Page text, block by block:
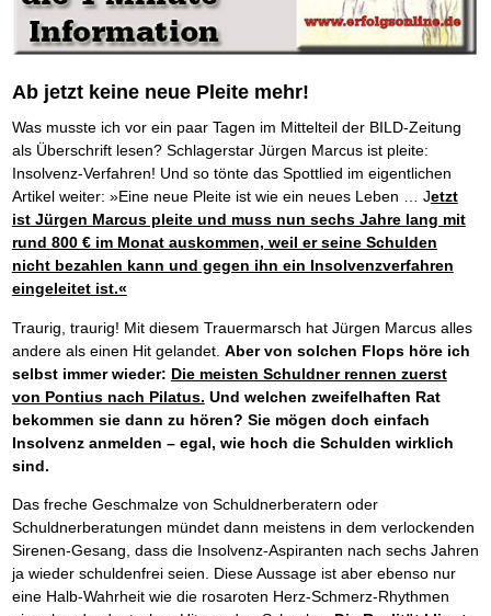
Schach der SCHUFA FRISCH EINGETROFFEN
Schnell eine saubere SCHUFA
Das richtige Post-Know-How NEUERSCHEINUNG
Ihren Zeitgewinn maximieren
GbR-Vertrag mit beschränkter Haftung BRANDNEU
GbR als Einzelperson gründen
Der Finanzmanager
Behalten Sie den Überblick
Nützliche Problemlösungen
Vermögenssicherung durch GbR-Vertrag
GbR-Vertrag mit beschränkter Haftung BESTSELLER
GbR als Einzelperson gründen
Sich rechtlich einrichten BRANDNEU
Schützen Sie sich
Stiftung gründen und profitabel vermarkten BRANDNEU
Gründen Sie Ihre Stiftung
Suchmaschinenoptimierung mit der Top10-Checkliste
Platzieren Sie sich bei Google ganz oben
Für ein erfolgreiches Leben
Mental Force
Mental Force - Hörbuch
Geistigen Kräfte, die unter die Haut gehen
Nutze Deine geistigen Waffen
Das Kapital Ihrer geistigen Möglichkeiten
Schlüssel des Erfolgs
Methoden der Lebenstechnik
Hilf Dir selbst, hilft Dir Gott TIPP
Immer den Geist zum TUN begeistern
Die Feuerkraft TIPP
Starten Sie endlich durch
Frei Fahrt ohne Punkte
Kaufe doch Deine Schulden BRANDNEU
Die geniale Lösung zum schnellen Schuldenabbau
Der Weg zur finanziellen Freiheit
Ohne Probleme clever Texten und Schreiben
Zeit & Kommunikationsgewinn
Mittel gegen Titel EMPFEHLUNG
Sichern Sie Einkommen und Vermögenswerte 100%-tig ab
Bekannt wie ein bunter Hund im Internet INTERNET-TIPP
schnell im Internet bekannt werden und damit viel Geld verdienen
Schreib Dich reich
Ab jetzt keine neue Pleite mehr!
Was musste ich vor ein paar Tagen im Mittelteil der BILD-Zeitung
als Überschrift lesen? Schlagerstar Jürgen Marcus ist pleite:
Insolvenz-Verfahren! Und so tönte das Spottlied im eigentlichen
Artikel weiter: »Eine neue Pleite ist wie ein neues Leben … Jetzt
ist Jürgen Marcus pleite und muss nun sechs Jahre lang mit
rund 800 € im Monat auskommen, weil er seine Schulden
nicht bezahlen kann und gegen ihn ein Insolvenzverfahren
eingeleitet ist.«
Traurig, traurig! Mit diesem Trauermarsch hat Jürgen Marcus alles
andere als einen Hit gelandet. Aber von solchen Flops höre ich
selbst immer wieder: Die meisten Schuldner rennen zuerst
von Pontius nach Pilatus. Und welchen zweifelhaften Rat
bekommen sie dann zu hören? Sie mögen doch einfach
Insolvenz anmelden – egal, wie hoch die Schulden wirklich
sind.
Das freche Geschmalze von Schuldnerberatern oder
Schuldnerberatungen mündet dann meistens in dem verlockenden
Sirenen-Gesang, dass die Insolvenz-Aspiranten nach sechs Jahren
ja wieder schuldenfrei seien. Diese Aussage ist aber ebenso nur
eine Halb-Wahrheit wie die rosaroten Herz-Schmerz-Rhythmen